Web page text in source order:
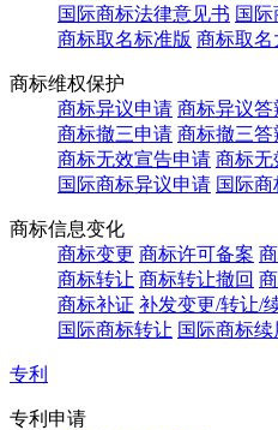
国际商标法律意见书 国
商标取名标准版 商标取名
商标维权保护
商标异议申请 商标异议答
商标撤三申请 商标撤三答
商标无效宣告申请 商标无
国际商标异议申请 国际
商标信息变化
商标变更 商标许可备案
商标转让 商标转让撤回
商标补证 补发变更/转让/
国际商标转让 国际商标续
专利
专利申请